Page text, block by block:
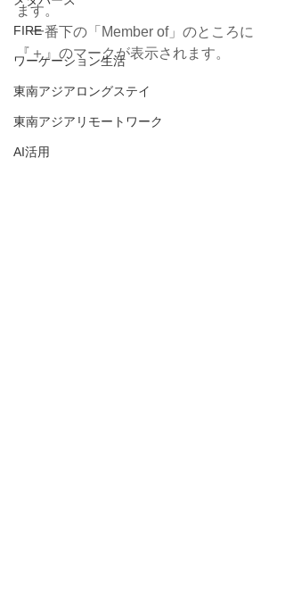
FIRE
ワーケーション生活
東南アジアロングステイ
東南アジアリモートワーク
AI活用
ます。
一番下の「Member of」のところに
『＋』のマークが表示されます。